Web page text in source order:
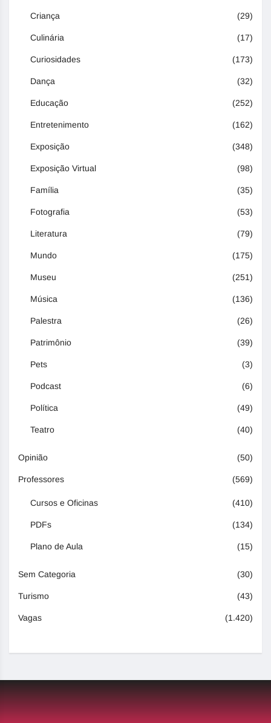
Criança (29)
Culinária (17)
Curiosidades (173)
Dança (32)
Educação (252)
Entretenimento (162)
Exposição (348)
Exposição Virtual (98)
Família (35)
Fotografia (53)
Literatura (79)
Mundo (175)
Museu (251)
Música (136)
Palestra (26)
Patrimônio (39)
Pets (3)
Podcast (6)
Política (49)
Teatro (40)
Opinião (50)
Professores (569)
Cursos e Oficinas (410)
PDFs (134)
Plano de Aula (15)
Sem Categoria (30)
Turismo (43)
Vagas (1.420)